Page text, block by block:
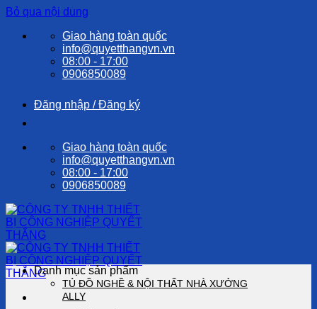
Bỏ qua nội dung
Giao hàng toàn quốc
info@quyetthangvn.vn
08:00 - 17:00
0906850089
Đăng nhập / Đăng ký
Giao hàng toàn quốc
info@quyetthangvn.vn
08:00 - 17:00
0906850089
Danh mục sản phẩm
TỦ ĐỒ NGHỀ & NỘI THẤT NHÀ XƯỞNG
ALLY